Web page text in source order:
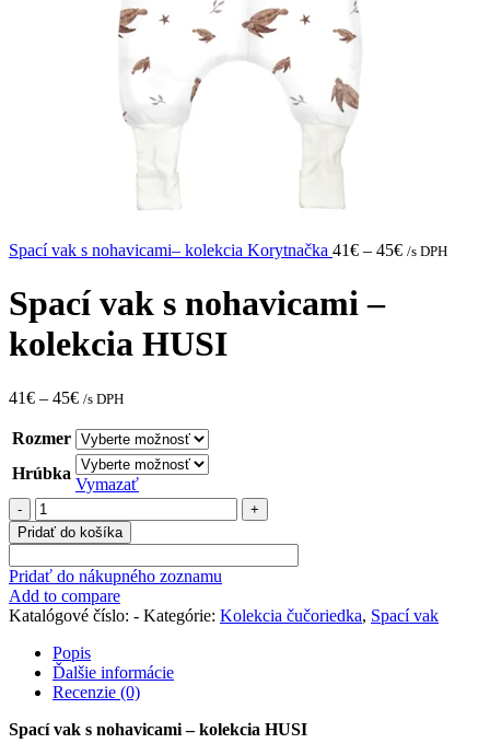
Spací vak s nohavicami– kolekcia Korytnačka 41€ – 45€ /s DPH
Spací vak s nohavicami –
kolekcia HUSI
41€ – 45€ /s DPH
Rozmer
Hrúbka
Vymazať
množstvo
Spací
vak
s
nohavicami
–
kolekcia
HUSI
Pridať do košíka
Pridať do nákupného zoznamu
Add to compare
Katalógové číslo: - Kategórie: Kolekcia čučoriedka, Spací vak
Popis
Ďalšie informácie
Recenzie (0)
Spací vak s nohavicami – kolekcia HUSI